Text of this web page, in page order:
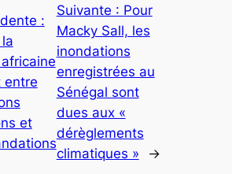
:
entre
et
Suivante : Pour
Macky Sall, les
inondations
enregistrées au
Sénégal sont
dues aux «
dérèglements
climatiques »
→